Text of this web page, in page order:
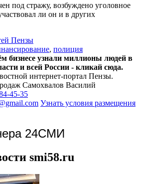
под стражу, возбуждено уголовное
ли он и в других
Пензы
, полиция
бизнесе узнали миллионы людей в
и всей России - кликай сюда.
интернет-портал Пензы.
Самохвалов Василий
45-35
Узнать условия размещения
24СМИ
smi58.ru